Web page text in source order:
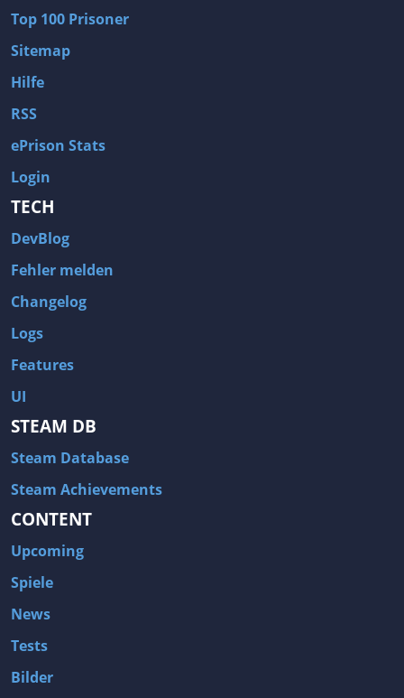
Top 100 Prisoner
Sitemap
Hilfe
RSS
ePrison Stats
Login
TECH
DevBlog
Fehler melden
Changelog
Logs
Features
UI
STEAM DB
Steam Database
Steam Achievements
CONTENT
Upcoming
Spiele
News
Tests
Bilder